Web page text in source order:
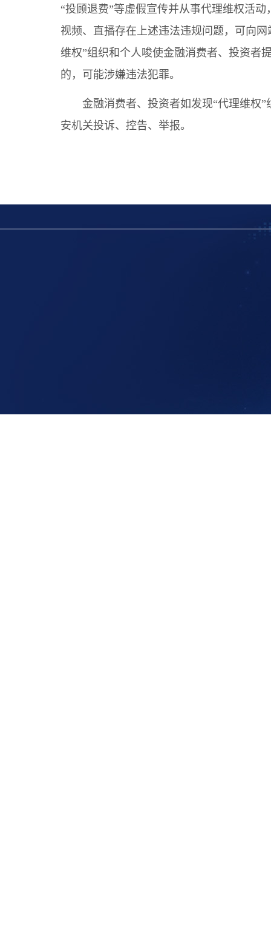
“投顾退费”等虚假宣传并从事代理维权活
视频、直播存在上述违法违规问题，可向
维权”组织和个人唆使金融消费者、投资者
的，可能涉嫌违法犯罪。
金融消费者、投资者如发现“代理维权”
安机关投诉、控告、举报。